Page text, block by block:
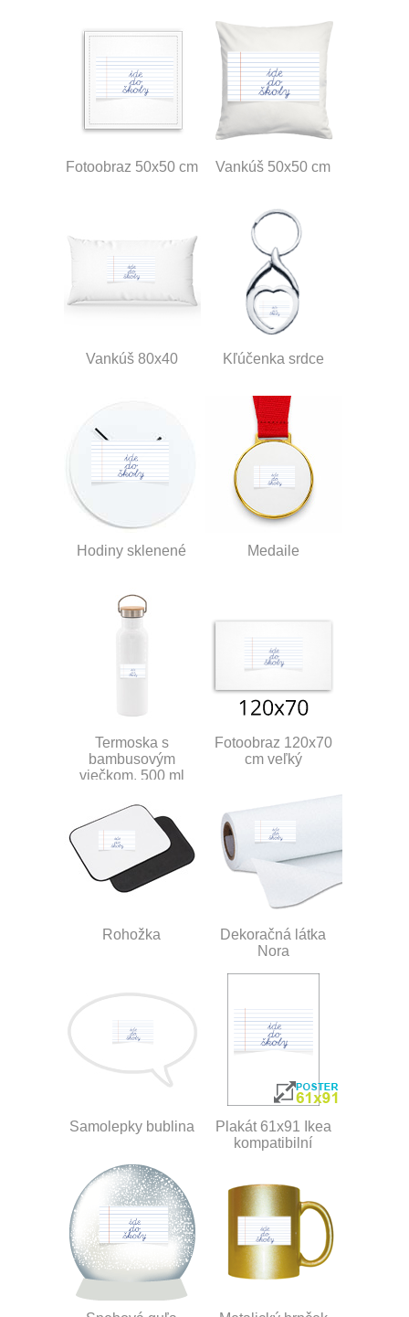
Fotoobraz 50x50 cm Vankúš 50x50 cm
Vankúš 80x40 Kľúčenka srdce
Hodiny sklenené Medaile
Termoska s
bambusovým
viečkom, 500 ml
Fotoobraz 120x70
cm veľký
Rohožka
Dekoračná látka
Nora
Samolepky bublina
Plakát 61x91 Ikea
kompatibilní